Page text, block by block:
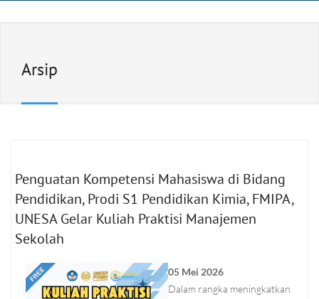
Arsip
Penguatan Kompetensi Mahasiswa di Bidang
Pendidikan, Prodi S1 Pendidikan Kimia, FMIPA,
UNESA Gelar Kuliah Praktisi Manajemen
Sekolah
05 Mei 2026
Dalam rangka meningkatkan